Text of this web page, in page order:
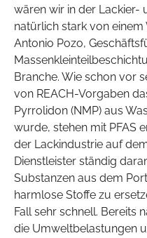
wären wir in der Lackier-
natürlich stark von
Antonio Pozo,
Branche. Wie schon vor
von REACH-Vorgaben
Pyrrolidon (NMP) aus
wurde, stehen mit PFAS
der Lackindustrie auf
Dienstleister ständig
Substanzen aus dem
harmlose Stoffe zu
Fall sehr schnell. Bereits
die Umweltbelastungen